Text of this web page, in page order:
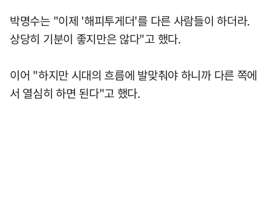
박명수는 "이제 '해피투게더'를 다른 사람들이 하더라.
상당히 기분이 좋지만은 않다"고 했다.
이어 "하지만 시대의 흐름에 발맞춰야 하니까 다른 쪽에
서 열심히 하면 된다"고 했다.